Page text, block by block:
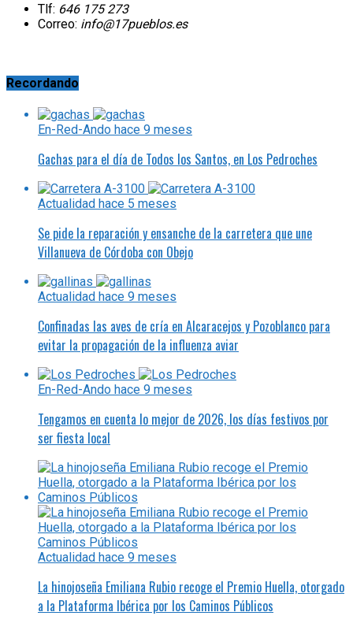
Tlf: 646 175 273
Correo: info@17pueblos.es
Recordando
En-Red-Ando hace 9 meses
Gachas para el día de Todos los Santos, en Los Pedroches
Actualidad hace 5 meses
Se pide la reparación y ensanche de la carretera que une
Villanueva de Córdoba con Obejo
Actualidad hace 9 meses
Confinadas las aves de cría en Alcaracejos y Pozoblanco para
evitar la propagación de la influenza aviar
En-Red-Ando hace 9 meses
Tengamos en cuenta lo mejor de 2026, los días festivos por
ser fiesta local
Actualidad hace 9 meses
La hinojoseña Emiliana Rubio recoge el Premio Huella, otorgado
a la Plataforma Ibérica por los Caminos Públicos